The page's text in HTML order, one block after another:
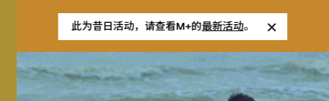
此为昔日活动，请查看M+的最新活动。